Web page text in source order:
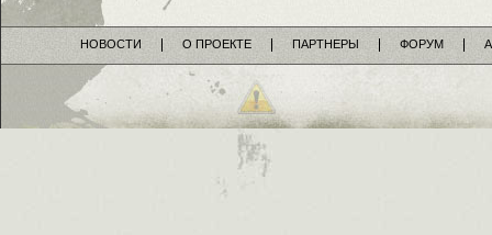
НОВОСТИ О ПРОЕКТЕ ПАРТНЕРЫ ФОРУМ